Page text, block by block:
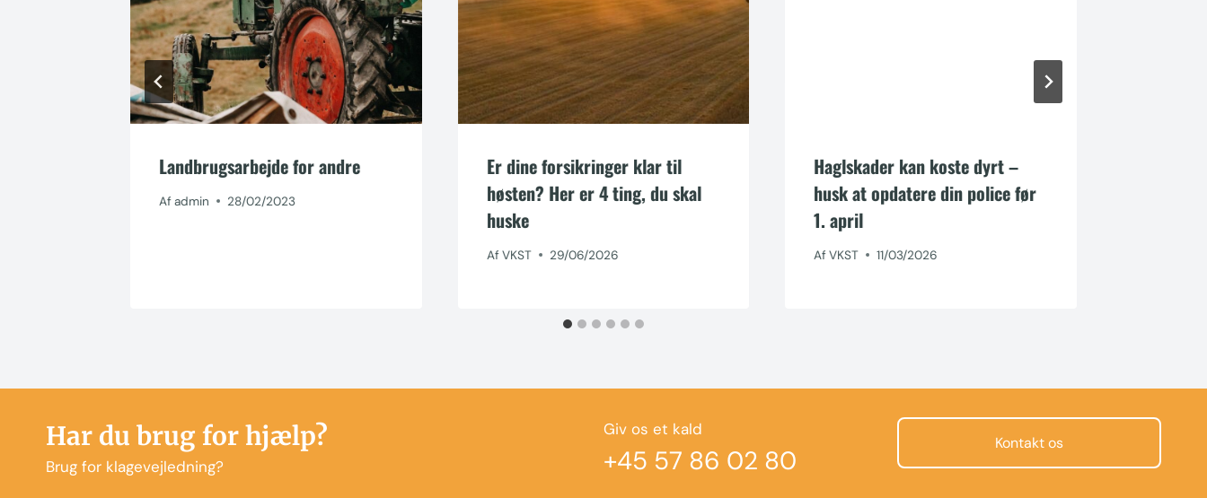
Landbrugsarbejde for andre
Afadmin 28/02/2023
Er dine forsikringer klar til
høsten? Her er 4 ting, du skal
huske
AfVKST 29/06/2026
Haglskader kan koste dyrt –
husk at opdatere din police før
1. april
Af VKST 11/03/2026
Har du brug for hjælp?
Brug for klagevejledning?
Giv os et kald
+45 57 86 02 80
Kontakt os